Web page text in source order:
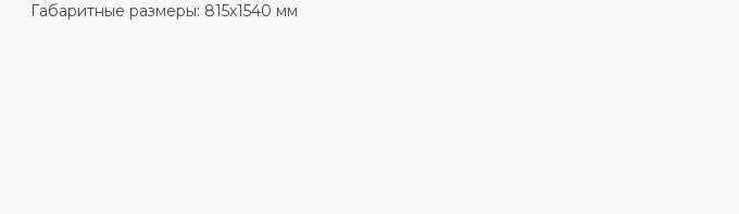
Габаритные размеры: 815x1540 мм